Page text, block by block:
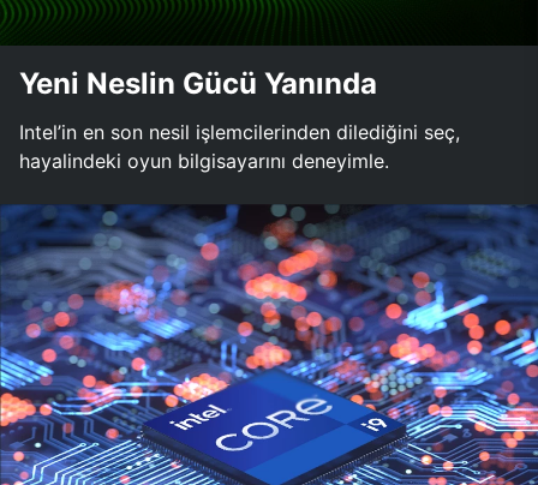
Yeni Neslin Gücü Yanında
Intel’in en son nesil işlemcilerinden dilediğini seç,
hayalindeki oyun bilgisayarını deneyimle.